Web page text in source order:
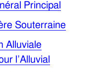
Principal
Souterraine
Alluviale
l’Alluvial